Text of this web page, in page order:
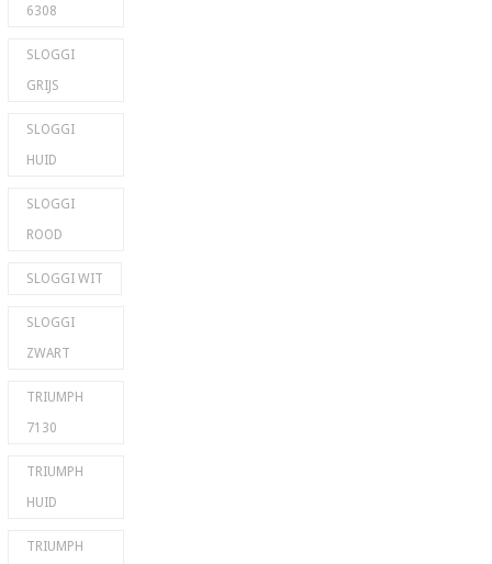
6308
SLOGGI
GRIJS
SLOGGI
HUID
SLOGGI
ROOD
SLOGGI WIT
SLOGGI
ZWART
TRIUMPH
7130
TRIUMPH
HUID
TRIUMPH